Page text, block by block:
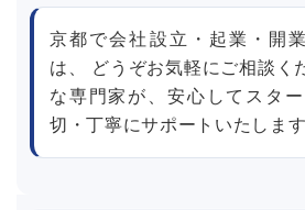
京都で会社設立・起業・開
は、 どうぞお気軽にご相談く
な専門家が、安心してスタ
切・丁寧にサポートいたします